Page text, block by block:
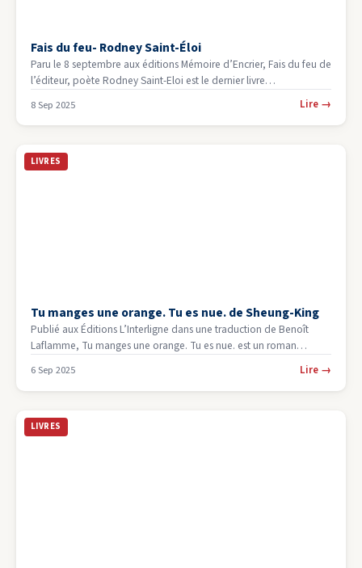
Fais du feu- Rodney Saint-Éloi
Paru le 8 septembre aux éditions Mémoire d’Encrier, Fais du feu de
l’éditeur, poète Rodney Saint-Eloi est le dernier livre…
8 Sep 2025 Lire →
LIVRES
Tu manges une orange. Tu es nue. de Sheung-King
Publié aux Éditions L’Interligne dans une traduction de Benoît
Laflamme, Tu manges une orange. Tu es nue. est un roman…
6 Sep 2025 Lire →
LIVRES